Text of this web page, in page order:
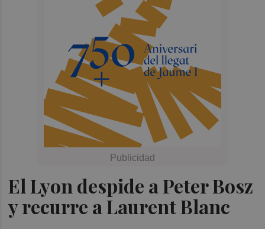
El Lyon despide a Peter Bosz
y recurre a Laurent Blanc